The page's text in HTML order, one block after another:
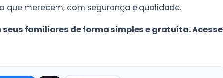
que merecem, com segurança e qualidade.
familiares de forma simples e gratuita. Acesse